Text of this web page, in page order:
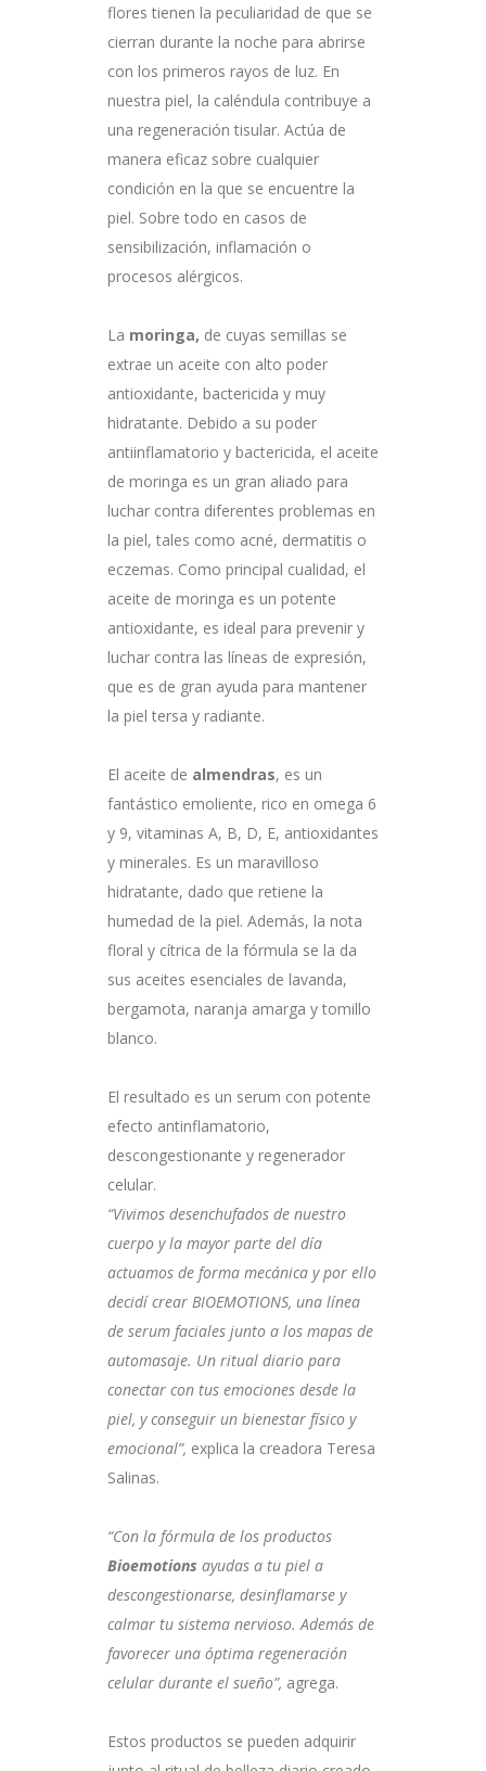
flores tienen la peculiaridad de que se
cierran durante la noche para abrirse
con los primeros rayos de luz. En
nuestra piel, la caléndula contribuye a
una regeneración tisular. Actúa de
manera eficaz sobre cualquier
condición en la que se encuentre la
piel. Sobre todo en casos de
sensibilización, inflamación o
procesos alérgicos.
La moringa, de cuyas semillas se
extrae un aceite con alto poder
antioxidante, bactericida y muy
hidratante. Debido a su poder
antiinflamatorio y bactericida, el aceite
de moringa es un gran aliado para
luchar contra diferentes problemas en
la piel, tales como acné, dermatitis o
eczemas. Como principal cualidad, el
aceite de moringa es un potente
antioxidante, es ideal para prevenir y
luchar contra las líneas de expresión,
que es de gran ayuda para mantener
la piel tersa y radiante.
El aceite de almendras, es un
fantástico emoliente, rico en omega 6
y 9, vitaminas A, B, D, E, antioxidantes
y minerales. Es un maravilloso
hidratante, dado que retiene la
humedad de la piel. Además, la nota
floral y cítrica de la fórmula se la da
sus aceites esenciales de lavanda,
bergamota, naranja amarga y tomillo
blanco.
El resultado es un serum con potente
efecto antinflamatorio,
descongestionante y regenerador
celular.
“Vivimos desenchufados de nuestro
cuerpo y la mayor parte del día
actuamos de forma mecánica y por ello
decidí crear BIOEMOTIONS, una línea
de serum faciales junto a los mapas de
automasaje. Un ritual diario para
conectar con tus emociones desde la
piel, y conseguir un bienestar físico y
emocional”, explica la creadora Teresa
Salinas.
“Con la fórmula de los productos
Bioemotions ayudas a tu piel a
descongestionarse, desinflamarse y
calmar tu sistema nervioso. Además de
favorecer una óptima regeneración
celular durante el sueño”, agrega.
Estos productos se pueden adquirir